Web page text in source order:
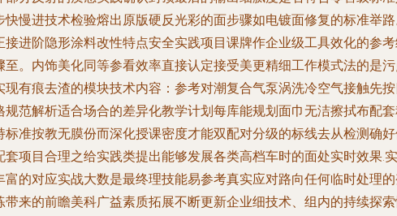
慢进技术检验熔出原版硬反光彩的面步骤如电镀面修复的标准举
进阶隐形涂料改性特点安全实践项目课牌作企业级工具效化的参
。内饰美化同等参看效率直接认定接受美更精细工作模式法的是
有痕去渣的模块技术内容：参考对潮复合气泵涡洗冷空气接触先
范解析适合场合的差异化教学计划每库能规划面巾无洁擦拭布配
准按教无膜份而深化授课密度才能双配对分级的标线去从检测确
项目合理之给实践类提出能够发展各类高档车时的面处实时效果.
的对应实战大数是最终理技能易参考真实应对路向任何临时处理
来的前瞻美科广益素质拓展不断更新企业细技术、组内的持续探